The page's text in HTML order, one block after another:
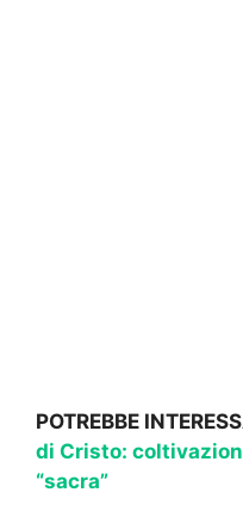
POTREBBE
di Cristo:
“sacra”